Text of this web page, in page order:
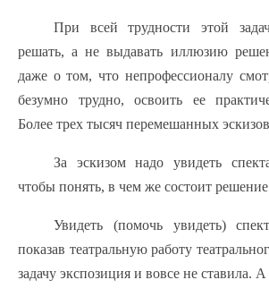
При всей трудности этой
решать, а не выдавать иллюзию
даже о том, что непрофессионалу
безумно трудно, освоить ее
Более трех тысяч перемешанных
За эскизом надо увидеть
чтобы понять, в чем же состоит
Увидеть (помочь увидеть)
показав театральную работу
задачу экспозиция и вовсе не ставила.